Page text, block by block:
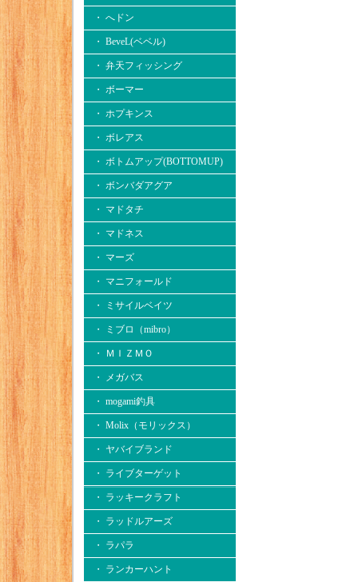
・ へドン
・ BeveL(ベベル)
・ 弁天フィッシング
・ ボーマー
・ ホプキンス
・ ボレアス
・ ボトムアップ(BOTTOMUP)
・ ボンバダアグア
・ マドタチ
・ マドネス
・ マーズ
・ マニフォールド
・ ミサイルベイツ
・ ミブロ（mibro）
・ ＭＩＺＭＯ
・ メガバス
・ mogami釣具
・ Molix（モリックス）
・ ヤバイブランド
・ ライブターゲット
・ ラッキークラフト
・ ラッドルアーズ
・ ラパラ
・ ランカーハント